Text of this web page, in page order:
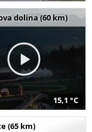
dolina (60 km)
15,1 °C
(65 km)